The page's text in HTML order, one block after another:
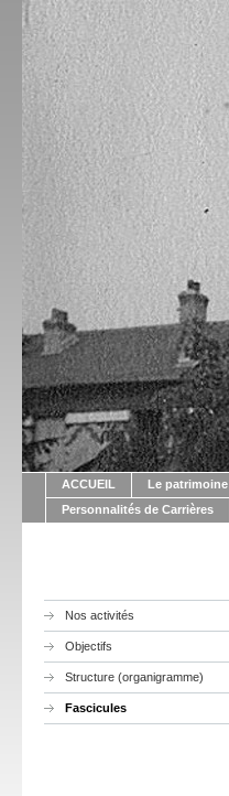
ACCUEIL Le patrimoine
Personnalités de Carrières
Nos activités
Objectifs
Structure (organigramme)
Fascicules